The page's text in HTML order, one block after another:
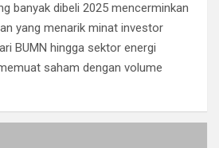
banyak dibeli 2025 mencerminkan
yang menarik minat investor
BUMN hingga sektor energi
saham dengan volume